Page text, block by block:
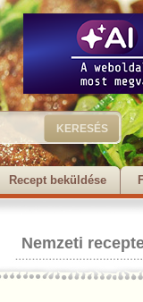
Recept beküldése
Nemzeti